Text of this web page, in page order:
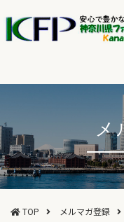
メ
TOP メルマガ登録